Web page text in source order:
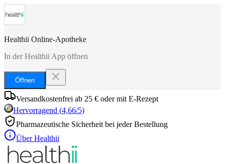
Healthii Online-Apotheke
In der Healthii App öffnen
Öffnen
Versandkostenfrei ab 25 € oder mit E-Rezept
Hervorragend (4,66/5)
Pharmazeutische Sicherheit bei jeder Bestellung
Über Healthii